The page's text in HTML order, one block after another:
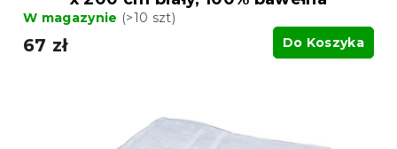
W magazynie (>10 szt)
67 zł Do Koszyka